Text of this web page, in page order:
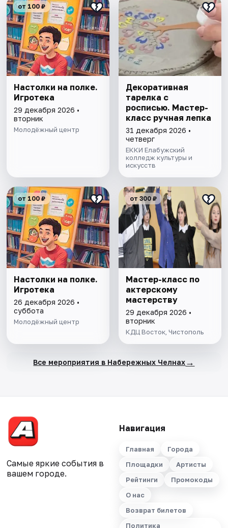
от 100 ₽
Настолки на полке.
Игротека
29 декабря 2026 •
вторник
Молодёжный центр
Декоративная
тарелка с
росписью. Мастер-
класс ручная лепка
31 декабря 2026 •
четверг
ЕККИ Елабужский
колледж культуры и
искусств
от 100 ₽
Настолки на полке.
Игротека
26 декабря 2026 •
суббота
Молодёжный центр
от 300 ₽
Мастер-класс по
актерскому
мастерству
29 декабря 2026 •
вторник
КДЦ Восток, Чистополь
Все мероприятия в Набережных Челнах→
Самые яркие события в
вашем городе.
Навигация
Главная
Города
Площадки
Артисты
Рейтинги
Промокоды
О нас
Возврат билетов
Политика